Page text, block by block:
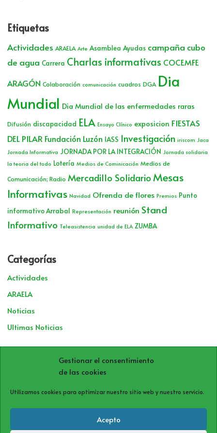
Gestionar el consentimiento
de las cookies
Utilizamos cookies para optimizar nuestro sitio web y nuestro servicio.
Acepto
Etiquetas
Actividades ARAELA Arte Asamblea Ayudas campaña cubo
de agua Carrera Charlas informativas COCEMFE
ARAGÓN Colaboración comunicación cuadros DGA Dia
Mundial Dia Mundial de las enfermedades raras
Difusión discapacidad ELA Ensayo Clínico exposicion FIESTAS
DEL PILAR Fundación Luzón IASS Investigación iriscom Jaca
Jornada Informativa JORNADA POR LA INTEGRACIÓN Jornada solidaria
la teoria del todo Lotería Medios de Cominicación Medios de
Comunicación; Radio Mercadillo SolidarioMesas
Informativas Navidad Ofrenda de flores Premios Punto
informativo Arrabal Representación reunión Stand
Informativo Teleasistencia unidad de ELA ZUMBA
Categorías
Actividades
ARAELA
Noticias
Ultimas Noticias